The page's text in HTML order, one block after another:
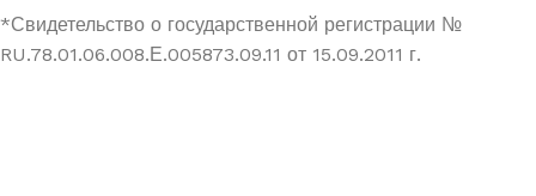
*Свидетельство о государственной регистрации №
RU.78.01.06.008.Е.005873.09.11 от 15.09.2011 г.